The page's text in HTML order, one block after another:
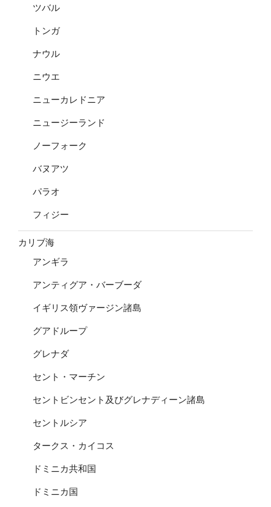
ツバル
トンガ
ナウル
ニウエ
ニューカレドニア
ニュージーランド
ノーフォーク
バヌアツ
パラオ
フィジー
カリブ海
アンギラ
アンティグア・バーブーダ
イギリス領ヴァージン諸島
グアドループ
グレナダ
セント・マーチン
セントビンセント及びグレナディーン諸島
セントルシア
タークス・カイコス
ドミニカ共和国
ドミニカ国